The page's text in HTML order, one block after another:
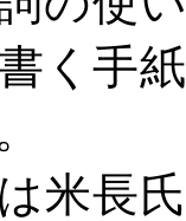
く手
米長